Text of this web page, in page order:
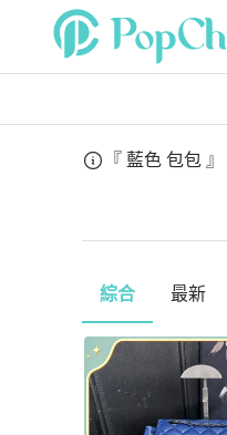
『 藍色 包包 』
綜合 最新